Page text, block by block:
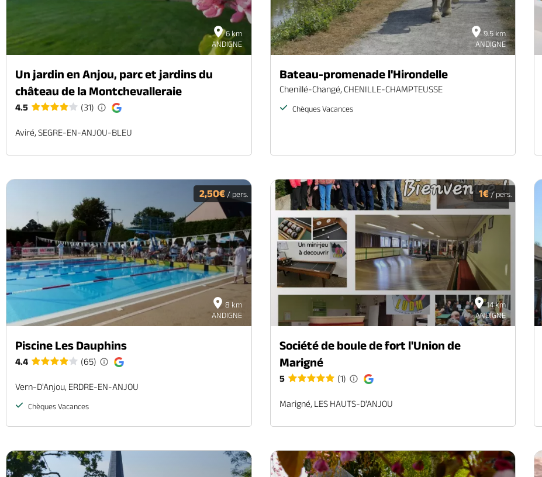
6 km
ANDIGNE
Un jardin en Anjou, parc et jardins du
château de la Montchevalleraie
4.5 (31)
Aviré, SEGRE-EN-ANJOU-BLEU
9.5 km
ANDIGNE
Bateau-promenade l'Hirondelle
Chenillé-Changé, CHENILLE-CHAMPTEUSSE
Chèques Vacances
8 km
ANDIGNE
2,50€/ pers.
Piscine Les Dauphins
4.4 (65)
Vern-D'Anjou, ERDRE-EN-ANJOU
Chèques Vacances
14 km
ANDIGNE
1€/ pers.
Société de boule de fort l'Union de
Marigné
5 (1)
Marigné, LES HAUTS-D'ANJOU